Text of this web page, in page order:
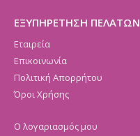
ΕΞΥΠΗΡΕΤΗΣΗ ΠΕΛΑΤΩΝ
Εταιρεία
Επικοινωνία
Πολιτική Απορρήτου
Όροι Χρήσης
Ο λογαριασμός μου